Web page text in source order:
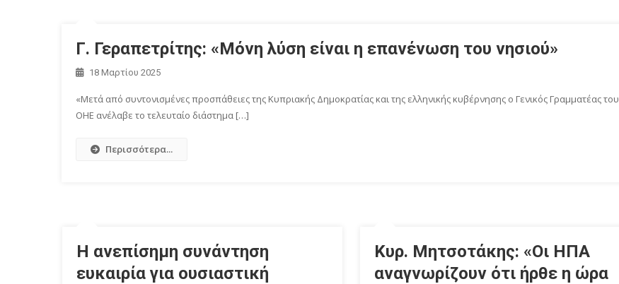
Γ. Γεραπετρίτης: «Μόνη λύση είναι η επανένωση του νησιού»
18 Μαρτίου 2025
«Μετά από συντονισμένες προσπάθειες της Κυπριακής Δημοκρατίας και της ελληνικής κυβέρνησης ο Γενικός Γραμματέας του
ΟΗΕ ανέλαβε το τελευταίο διάστημα […]
Περισσότερα...
Η ανεπίσημη συνάντηση
ευκαιρία για ουσιαστική
Κυρ. Μητσοτάκης: «Οι ΗΠΑ
αναγνωρίζουν ότι ήρθε η ώρα